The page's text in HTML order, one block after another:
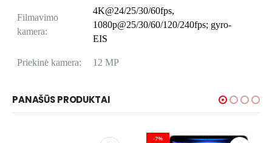
Filmavimo
kamera:
4K@24/25/30/60fps,
1080p@25/30/60/120/240fps; gyro-
EIS
Priekinė kamera: 12 MP
PANAŠŪS PRODUKTAI
-7%